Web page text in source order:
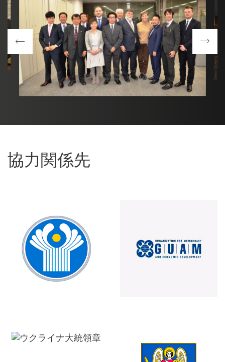
協力関係先